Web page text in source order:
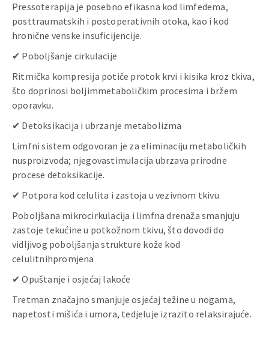
Pressoterapija je posebno efikasna kod limfedema,
posttraumatskih i postoperativnih otoka, kao i kod
hronične venske insuficijencije.
✔ Poboljšanje cirkulacije
Ritmička kompresija potiče protok krvi i kisika kroz tkiva,
što doprinosi boljimmetaboličkim procesima i bržem
oporavku.
✔ Detoksikacija i ubrzanje metabolizma
Limfni sistem odgovoran je za eliminaciju metaboličkih
nusproizvoda; njegovastimulacija ubrzava prirodne
procese detoksikacije.
✔ Potpora kod celulita i zastoja u vezivnom tkivu
Poboljšana mikrocirkulacija i limfna drenaža smanjuju
zastoje tekućine u potkožnom tkivu, što dovodi do
vidljivog poboljšanja strukture kože kod
celulitnihpromjena
✔ Opuštanje i osjećaj lakoće
Tretman značajno smanjuje osjećaj težine u nogama,
napetosti mišića i umora, tedjeluje izrazito relaksirajuće.